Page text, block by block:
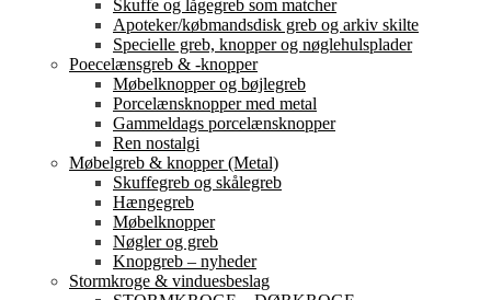
Skuffe og lågegreb som matcher
Apoteker/købmandsdisk greb og arkiv skilte
Specielle greb, knopper og nøglehulsplader
Poecelænsgreb & -knopper
Møbelknopper og bøjlegreb
Porcelænsknopper med metal
Gammeldags porcelænsknopper
Ren nostalgi
Møbelgreb & knopper (Metal)
Skuffegreb og skålegreb
Hængegreb
Møbelknopper
Nøgler og greb
Knopgreb – nyheder
Stormkroge & vinduesbeslag